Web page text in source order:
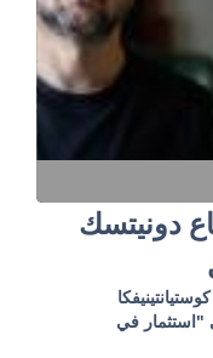
دونيتسك
"استثمار في